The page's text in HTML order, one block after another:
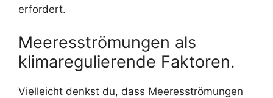
erfordert.
Meeresströmungen als
klimaregulierende Faktoren.
Vielleicht denkst du, dass Meeresströmungen